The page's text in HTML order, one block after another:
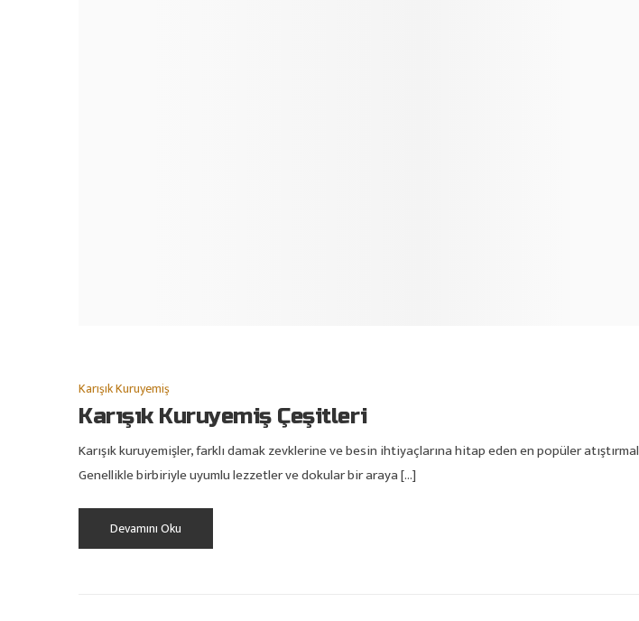
Karışık Kuruyemiş
Karışık Kuruyemiş Çeşitleri
Karışık kuruyemişler, farklı damak zevklerine ve besin ihtiyaçlarına hitap eden en popüler
Genellikle birbiriyle uyumlu lezzetler ve dokular bir araya […]
Devamını Oku